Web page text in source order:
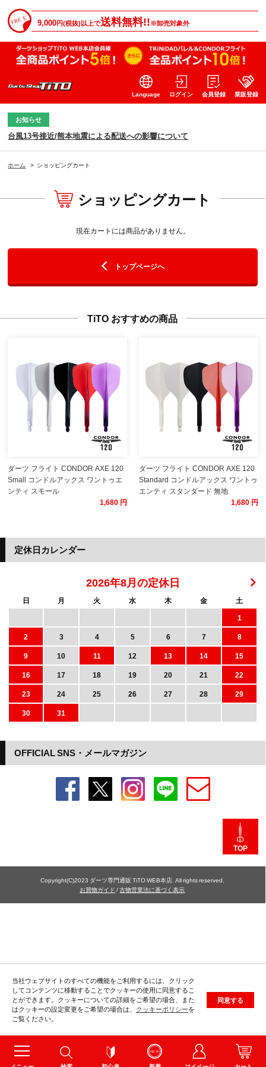
9,000円(税抜)以上で送料無料!!※卸売対象外
Language ログイン 会員登録 業販登録
お知らせ
台風13号接近/熊本地震による配送への影響について
ホーム > ショッピングカート
ショッピングカート
現在カートには商品がありません。
トップページへ
TiTO おすすめの商品
ダーツ フライト CONDOR AXE 120
Small コンドルアックス ワントゥエ
ンティ スモール
1,680 円
ダーツ フライト CONDOR AXE 120
Standard コンドルアックス ワントゥ
エンティ スタンダード 無地
1,680 円
当社ウェブサイトのすべての機能をご利用するには、クリック
してコンテンツに移動することでクッキーの使用に同意するこ
とができます。クッキーについての詳細をご希望の場合、また
はクッキーの設定変更をご希望の場合は、 クッキーポリシーを
ご覧ください。
同意する
OFFICIAL SNS・メールマガジン
定休日カレンダー
2026年8月の定休日
日 月 火 水 木 金
土
1
2
3 4 5 6 7
8
9
10 11 12 13 14
15
16
17 18 19 20 21
22
23
24 25 26 27 28
29
30
31
TOP
Copyright(C)2023 ダーツ専門通販 TiTO WEB本店. All rights reserved.
お買物ガイド /古物営業法に基づく表示